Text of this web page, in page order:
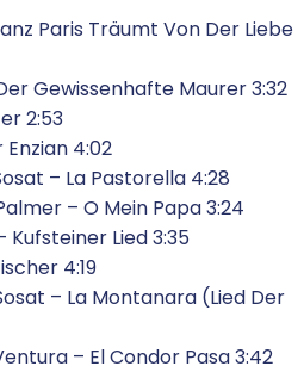
Paris Träumt Von Der Liebe
Gewissenhafte Maurer 3:32
2:53
Enzian 4:02
– La Pastorella 4:28
– O Mein Papa 3:24
Lied 3:35
4:19
– La Montanara (Lied Der
– El Condor Pasa 3:42